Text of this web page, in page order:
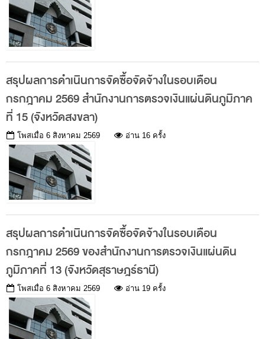
ที่ปรึกษาการตรวจเงินแผ่นดิน
ผู้ช่วยผู้ว่าการตรวจเงินแผ่นดิน
ที่ปรึกษาประจำสำนักงาน
ผู้บริหารเทคโนโลยีสารสนเทศระดับสูง (CIO)
หน้าที่และอำนาจ และการแบ่งส่วนราชการ
หน้าที่และอำนาจ
โครงสร้างหน่วยงาน
ภาพรวม
ส่วนกลาง
ส่วนภูมิภาค
คณะกรรมการตรวจสอบของสำนักงานการตรวจเงิน
แผ่นดิน
โครงสร้างคณะกรรมการตรวจสอบ
เอกสารที่เกี่ยวข้องกับคณะกรรมการตรวจสอบ
คณะกรรมการมาตรฐานจริยธรรมของเจ้าหน้าที่และ
สรุปผลการดำเนินการจัดซื้อจัดจ้างในรอบเดือน
กรกฎาคม 2569 สำนักงานการตรวจเงินแผ่นดินภูมิภาค
ที่ 15 (จังหวัดสงขลา)
โพสเมื่อ 6 สิงหาคม 2569 อ่าน 16 ครั้ง
สรุปผลการดำเนินการจัดซื้อจัดจ้างในรอบเดือน
กรกฎาคม 2569 ของสำนักงานการตรวจเงินแผ่นดิน
ภูมิภาคที่ 13 (จังหวัดสุราษฎร์ธานี)
โพสเมื่อ 6 สิงหาคม 2569 อ่าน 19 ครั้ง